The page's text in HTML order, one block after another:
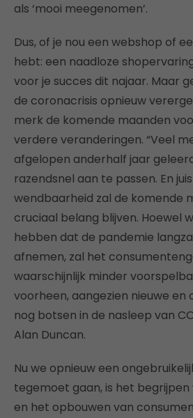
als ‘mooi meegenomen’.
Dus, of je nou een webshop of
hebt: een naadloze
voor je succes dit najaar. Maar
de coronacrisis opnieuw
merk de komende maanden
verdere veranderingen. “Veel
afgelopen anderhalf jaar
razendsnel aan te passen. En
wendbaarheid zal de komende
cruciaal belang blijven. Hoewel
hebben dat de pandemie
afnemen, zal het
waarschijnlijk minder
voorheen, aangezien nieuwe en
nog botsen in de nasleep van
Alan Duncan.
Nu we opnieuw een
tegemoet gaan, is het
en het opbouwen van